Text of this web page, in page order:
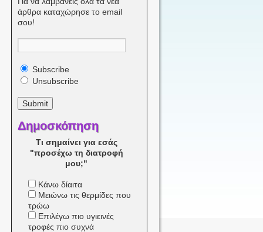
άρθρα καταχώρησε το email
σου!
Subscribe
Unsubscribe
Δημοσκόπηση
Τι σημαίνει για εσάς
"προσέχω τη διατροφή
μου;"
Κάνω δίαιτα
Μειώνω τις θερμίδες που
τρώω
Επιλέγω πιο υγιεινές
τροφές πιο συχνά